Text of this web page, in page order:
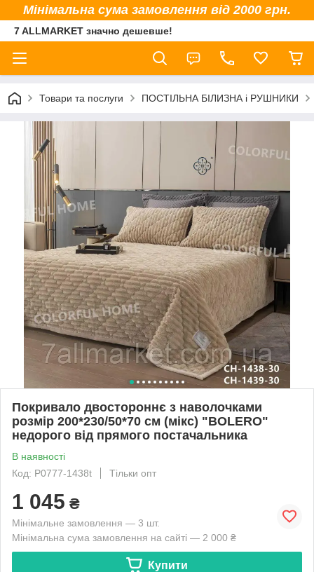
Мінімальна сума замовлення від 2000 грн.
7 ALLMARKET значно дешевше!
Товари та послуги ПОСТІЛЬНА БІЛИЗНА і РУШНИКИ
Покривало двостороннє з наволочками
розмір 200*230/50*70 см (мікс) "BOLERO"
недорого від прямого постачальника
В наявності
Код: P0777-1438t
Тільки опт
1 045 ₴
Мінімальне замовлення — 3 шт.
Мінімальна сума замовлення на сайті — 2 000 ₴
Купити